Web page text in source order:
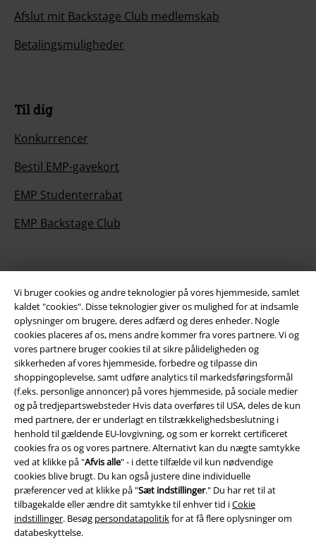
Vi bruger cookies og andre teknologier på vores hjemmeside, samlet
kaldet "cookies". Disse teknologier giver os mulighed for at indsamle
oplysninger om brugere, deres adfærd og deres enheder. Nogle
cookies placeres af os, mens andre kommer fra vores partnere. Vi og
vores partnere bruger cookies til at sikre pålideligheden og
sikkerheden af ​​vores hjemmeside, forbedre og tilpasse din
shoppingoplevelse, samt udføre analytics til markedsføringsformål
(f.eks. personlige annoncer) på vores hjemmeside, på sociale medier
og på tredjepartswebsteder Hvis data overføres til USA, deles de kun
med partnere, der er underlagt en tilstrækkelighedsbeslutning i
henhold til gældende EU-lovgivning, og som er korrekt certificeret
cookies fra os og vores partnere. Alternativt kan du nægte samtykke
ved at klikke på "Afvis alle" - i dette tilfælde vil kun nødvendige
cookies blive brugt. Du kan også justere dine individuelle
præferencer ved at klikke på "Sæt indstillinger." Du har ret til at
tilbagekalde eller ændre dit samtykke til enhver tid iCokie
indstillinger. Besøg persondatapolitikfor at få flere oplysninger om
databeskyttelse.
Afslut mit Backstage Club medlemskab
Betalingsmuligheder
Til dig
Konkurrencer
Bestil EMP-gavekort
EMP Studenterrabat
EMP Backstage Club
Mere EMP
Partnerprogram
Bæredygtighed
Community